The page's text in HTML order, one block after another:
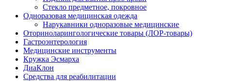
Стекло предметное, покровное
Одноразовая медицинская одежда
Нарукавники одноразовые медицинские
Оториноларингологические товары (ЛОР-товары)
Гастроэнтерология
Медицинские инструменты
Кружка Эсмарха
ДиаКлон
Средства для реабилитации